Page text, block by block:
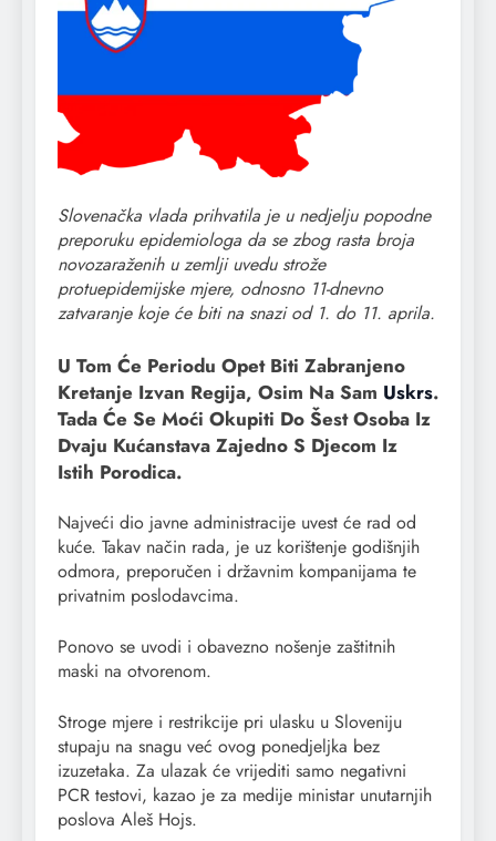
Slovenačka vlada prihvatila je u nedjelju popodne
preporuku epidemiologa da se zbog rasta broja
novozaraženih u zemlji uvedu strože
protuepidemijske mjere, odnosno 11-dnevno
zatvaranje koje će biti na snazi od 1. do 11. aprila.
U Tom Će Periodu Opet Biti Zabranjeno
Kretanje Izvan Regija, Osim Na Sam Uskrs.
Tada Će Se Moći Okupiti Do Šest Osoba Iz
Dvaju Kućanstava Zajedno S Djecom Iz
Istih Porodica.
Najveći dio javne administracije uvest će rad od
kuće. Takav način rada, je uz korištenje godišnjih
odmora, preporučen i državnim kompanijama te
privatnim poslodavcima.
Ponovo se uvodi i obavezno nošenje zaštitnih
maski na otvorenom.
Stroge mjere i restrikcije pri ulasku u Sloveniju
stupaju na snagu već ovog ponedjeljka bez
izuzetaka. Za ulazak će vrijediti samo negativni
PCR testovi, kazao je za medije ministar unutarnjih
poslova Aleš Hojs.